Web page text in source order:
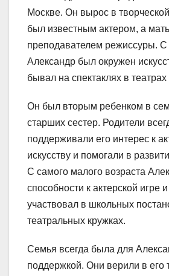
Москве. Он вырос в
был известным актером, а
преподавателем режиссуры. С
Александр был окружен
бывал на спектаклях в
Он был вторым ребенком в
старших сестер. Родители
поддерживали его интерес к
искусству и помогали в
С самого малого возраста
способности к актерской игре
участвовал в школьных
театральных кружках.
Семья всегда была для
поддержкой. Они верили в его